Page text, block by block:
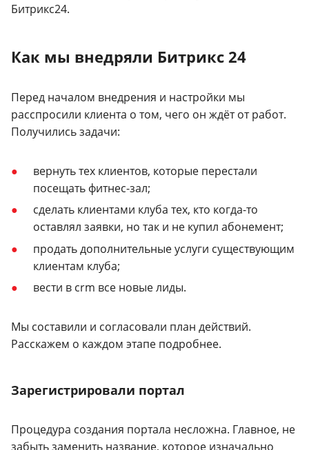
Битрикс24.
Как мы внедряли Битрикс 24
Перед началом внедрения и настройки мы
расспросили клиента о том, чего он ждёт от работ.
Получились задачи:
вернуть тех клиентов, которые перестали
посещать фитнес-зал;
сделать клиентами клуба тех, кто когда-то
оставлял заявки, но так и не купил абонемент;
продать дополнительные услуги существующим
клиентам клуба;
вести в crm все новые лиды.
Мы составили и согласовали план действий.
Расскажем о каждом этапе подробнее.
Зарегистрировали портал
Процедура создания портала несложна. Главное, не
забыть заменить название, которое изначально